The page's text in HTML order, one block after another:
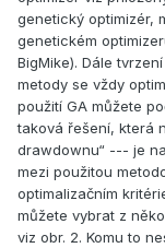
genetický optimizér,
genetickém
BigMike). Dále
metody se vždy
použití GA můžete
taková řešení, která
drawdownu“ --- je
mezi použitou
optimalizačním
můžete vybrat z
viz obr. 2. Komu to